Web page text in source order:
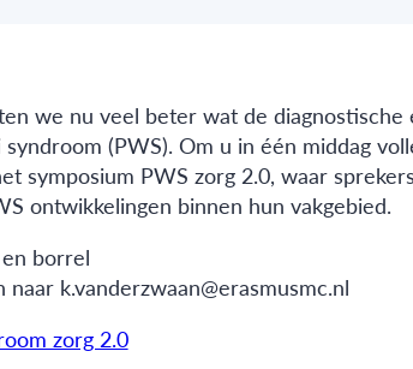
we nu veel beter wat de
(PWS). Om u in één middag
symposium PWS zorg 2.0, waar
ontwikkelingen binnen hun vakgebied.
borrel
k.vanderzwaan@erasmusmc.nl
zorg 2.0